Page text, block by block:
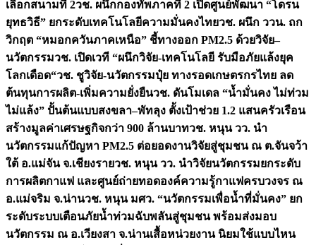
เลือกสนามที่ 2วช. ผนึกกองทัพภาคที่ 2 เปิดศูนย์พัฒนา “โดรน
ยุทธวิธี” ยกระดับเทคโนโลยีความมั่นคงไทยวช. ผนึก ววน. ถก
วิกฤต “หมอกควันภาคเหนือ” ชี้ทางออก PM2.5 ด้วยวิจัย–
นวัตกรรมวช. เปิดเวที “ผนึกวิจัย-เทคโนโลยี รับมือภัยแล้งยุค
โลกเดือด“วช. ชูวิจัย-นวัตกรรมปุ๋ย ทางรอดเกษตรกรไทย ลด
ต้นทุนการผลิต-เพิ่มความยั่งยืนวช. ดันโมเดล “น้ำมั่นคง ไม่ท่วม
ไม่แล้ง” ปั้นต้นแบบสงขลา–พัทลุง ตั้งเป้าช่วย 1.2 แสนครัวเรือน
สร้างมูลค่าเศรษฐกิจกว่า 900 ล้านบาทวช. หนุน วว. นำ
นวัตกรรมแก้ปัญหา PM2.5 ต่อยอดงานวิจัยสู่ชุมชน ณ ต.จันจว้า
ใต้ อ.แม่จัน จ.เชียงรายวช. หนุน วว. นำวิจัยนวัตกรรมยกระดับ
การผลิตกาแฟ และศูนย์ถ่ายทอดองค์ความรู้กาแฟครบวงจร ณ
อ.แม่จริม จ.น่านวช. หนุน มศว. “นวัตกรรมเพื่อน้ำที่มั่นคง” ยก
ระดับระบบเตือนภัยน้ำท่วมฉับพลันสู่ชุมชน พร้อมส่งมอบ
นวัตกรรม ณ อ.เวียงสา จ.น่านเสื้อหน่วยงาน นิยมใช้แบบไหน